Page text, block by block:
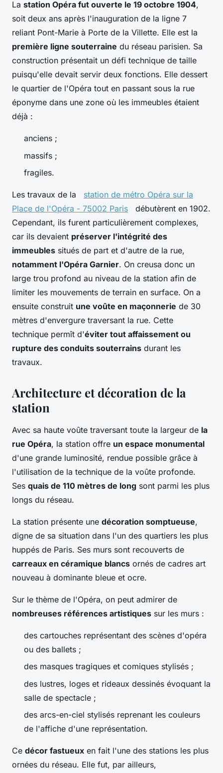
La station Opéra fut ouverte le 19 octobre 1904,
soit deux ans après l'inauguration de la ligne 7
reliant Pont-Marie à Porte de la Villette. Elle est la
première ligne souterraine du réseau parisien. Sa
construction présentait un défi technique de taille
puisqu'elle devait servir deux fonctions. Elle dessert
le quartier de l'Opéra tout en passant sous la rue
éponyme dans une zone où les immeubles étaient
déjà :
anciens ;
massifs ;
fragiles.
Les travaux de la station de métro Opéra sur la
Place de l'Opéra - 75002 Paris débutèrent en 1902.
Cependant, ils furent particulièrement complexes,
car ils devaient préserver l'intégrité des
immeubles situés de part et d'autre de la rue,
notamment l'Opéra Garnier. On creusa donc un
large trou profond au niveau de la station afin de
limiter les mouvements de terrain en surface. On a
ensuite construit une voûte en maçonnerie de 30
mètres d'envergure traversant la rue. Cette
technique permît d'éviter tout affaissement ou
rupture des conduits souterrains durant les
travaux.
Architecture et décoration de la
station
Avec sa haute voûte traversant toute la largeur de la
rue Opéra, la station offre un espace monumental
d'une grande luminosité, rendue possible grâce à
l'utilisation de la technique de la voûte profonde.
Ses quais de 110 mètres de long sont parmi les plus
longs du réseau.
La station présente une décoration somptueuse,
digne de sa situation dans l'un des quartiers les plus
huppés de Paris. Ses murs sont recouverts de
carreaux en céramique blancs ornés de cadres art
nouveau à dominante bleue et ocre.
Sur le thème de l'Opéra, on peut admirer de
nombreuses références artistiques sur les murs :
des cartouches représentant des scènes d'opéra
ou des ballets ;
des masques tragiques et comiques stylisés ;
des lustres, loges et rideaux dessinés évoquant la
salle de spectacle ;
des arcs-en-ciel stylisés reprenant les couleurs
de l'affiche d'une représentation.
Ce décor fastueux en fait l'une des stations les plus
ornées du réseau. Elle fut, par ailleurs,